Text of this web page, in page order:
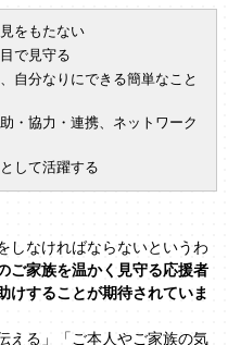
をもたない
で見守る
自分なりにできる簡単なこと
・協力・連携、ネットワーク
して活躍する
しなければならないというわ
ご家族を温かく見守る応援者
けすることが期待されていま
える」「ご本人やご家族の気